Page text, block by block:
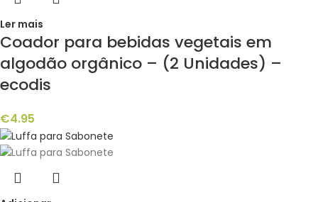
Ler mais
Coador para bebidas vegetais em
algodão orgânico – (2 Unidades) –
ecodis
€4.95